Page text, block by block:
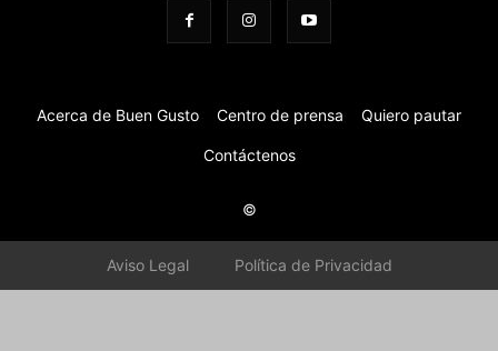
Acerca de Buen Gusto Centro de prensa Quiero pautar
Contáctenos
©
Aviso Legal Política de Privacidad